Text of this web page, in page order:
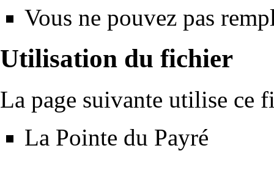
Vous ne pouvez pas
Utilisation du fichier
La page suivante utilise ce
La Pointe du Payré